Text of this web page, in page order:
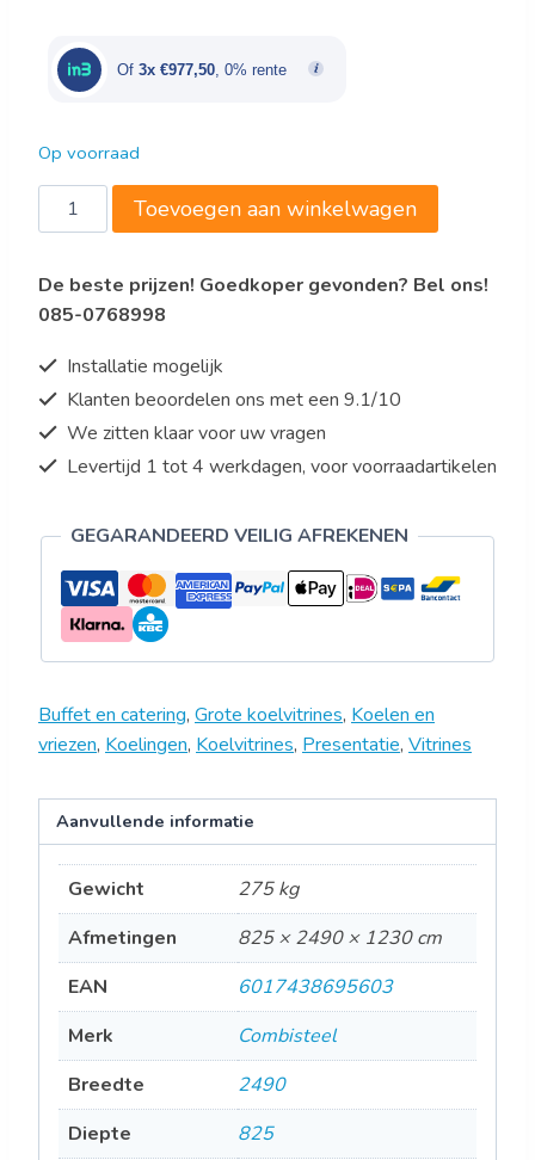
€3.450,00.
€2.932,50.
Of 3x €977,50 , 0% rente
Op voorraad
KOELVITRINE
VINNIE
*TRANSPORT
OP
aantal
Toevoegen aan winkelwagen
De beste prijzen! Goedkoper gevonden? Bel ons!
085-0768998
Installatie mogelijk
Klanten beoordelen ons met een 9.1/10
We zitten klaar voor uw vragen
Levertijd 1 tot 4 werkdagen, voor voorraadartikelen
GEGARANDEERD VEILIG AFREKENEN
Buffet en catering, Grote koelvitrines, Koelen en
vriezen, Koelingen, Koelvitrines, Presentatie, Vitrines
Aanvullende informatie
Gewicht
275 kg
Afmetingen
825 × 2490 × 1230 cm
EAN
6017438695603
Merk
Combisteel
Breedte
2490
Diepte
825